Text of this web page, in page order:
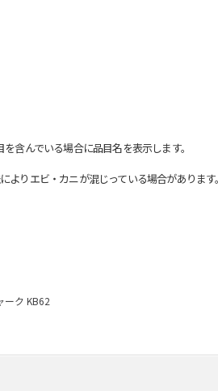
含んでいる場合に品目名を表示します。
りエビ・カニが混じっている場合がありま
ーク KB62